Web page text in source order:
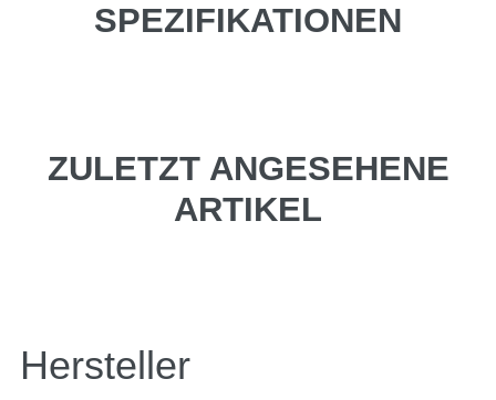
SPEZIFIKATIONEN
ZULETZT ANGESEHENE
ARTIKEL
Hersteller